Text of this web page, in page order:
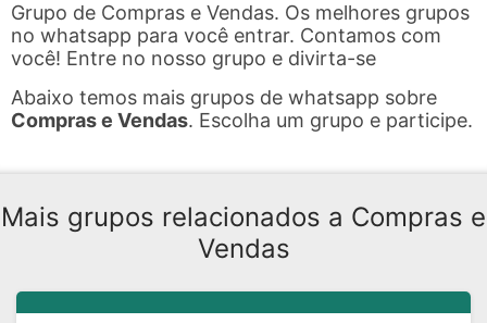
Grupo de Compras e Vendas. Os melhores grupos
no whatsapp para você entrar. Contamos com
você! Entre no nosso grupo e divirta-se
Abaixo temos mais grupos de whatsapp sobre
Compras e Vendas. Escolha um grupo e participe.
Mais grupos relacionados a Compras e
Vendas